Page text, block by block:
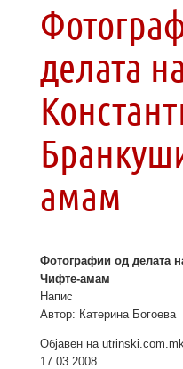
делата на
амам
Фотографии од делата
Чифте-амам
Напис
Автор: Катерина Богоева
Објавен на
17.03.2008